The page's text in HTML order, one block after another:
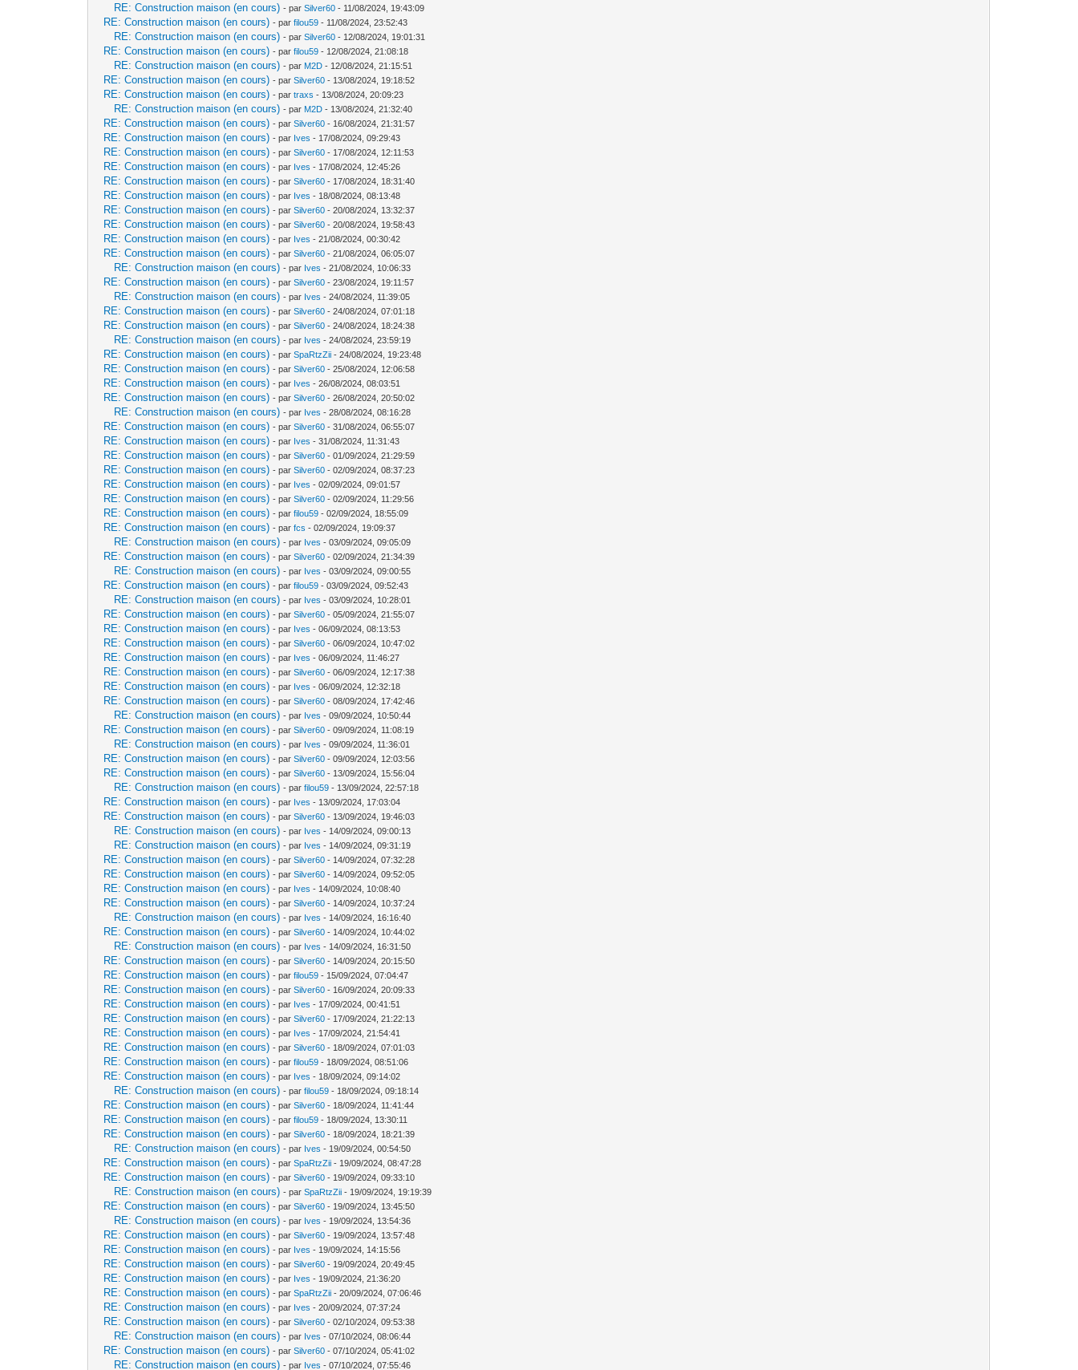
RE: Construction maison (en cours) - parSilver60 - 11/08/2024, 19:43:09
RE: Construction maison (en cours) - parfilou59 - 11/08/2024, 23:52:43
RE: Construction maison (en cours) - parSilver60 - 12/08/2024, 19:01:31
RE: Construction maison (en cours) - parfilou59 - 12/08/2024, 21:08:18
RE: Construction maison (en cours) - par M2D - 12/08/2024, 21:15:51
RE: Construction maison (en cours) - parSilver60 - 13/08/2024, 19:18:52
RE: Construction maison (en cours) - partraxs - 13/08/2024, 20:09:23
RE: Construction maison (en cours) - par M2D - 13/08/2024, 21:32:40
RE: Construction maison (en cours) - parSilver60 - 16/08/2024, 21:31:57
RE: Construction maison (en cours) - par Ives - 17/08/2024, 09:29:43
RE: Construction maison (en cours) - parSilver60 - 17/08/2024, 12:11:53
RE: Construction maison (en cours) - par Ives - 17/08/2024, 12:45:26
RE: Construction maison (en cours) - parSilver60 - 17/08/2024, 18:31:40
RE: Construction maison (en cours) - par Ives - 18/08/2024, 08:13:48
RE: Construction maison (en cours) - parSilver60 - 20/08/2024, 13:32:37
RE: Construction maison (en cours) - parSilver60 - 20/08/2024, 19:58:43
RE: Construction maison (en cours) - par Ives - 21/08/2024, 00:30:42
RE: Construction maison (en cours) - parSilver60 - 21/08/2024, 06:05:07
RE: Construction maison (en cours) - par Ives - 21/08/2024, 10:06:33
RE: Construction maison (en cours) - parSilver60 - 23/08/2024, 19:11:57
RE: Construction maison (en cours) - par Ives - 24/08/2024, 11:39:05
RE: Construction maison (en cours) - parSilver60 - 24/08/2024, 07:01:18
RE: Construction maison (en cours) - parSilver60 - 24/08/2024, 18:24:38
RE: Construction maison (en cours) - par Ives - 24/08/2024, 23:59:19
RE: Construction maison (en cours) - parSpaRtzZii - 24/08/2024, 19:23:48
RE: Construction maison (en cours) - parSilver60 - 25/08/2024, 12:06:58
RE: Construction maison (en cours) - par Ives - 26/08/2024, 08:03:51
RE: Construction maison (en cours) - parSilver60 - 26/08/2024, 20:50:02
RE: Construction maison (en cours) - par Ives - 28/08/2024, 08:16:28
RE: Construction maison (en cours) - parSilver60 - 31/08/2024, 06:55:07
RE: Construction maison (en cours) - par Ives - 31/08/2024, 11:31:43
RE: Construction maison (en cours) - parSilver60 - 01/09/2024, 21:29:59
RE: Construction maison (en cours) - parSilver60 - 02/09/2024, 08:37:23
RE: Construction maison (en cours) - par Ives - 02/09/2024, 09:01:57
RE: Construction maison (en cours) - parSilver60 - 02/09/2024, 11:29:56
RE: Construction maison (en cours) - parfilou59 - 02/09/2024, 18:55:09
RE: Construction maison (en cours) - parfcs - 02/09/2024, 19:09:37
RE: Construction maison (en cours) - par Ives - 03/09/2024, 09:05:09
RE: Construction maison (en cours) - parSilver60 - 02/09/2024, 21:34:39
RE: Construction maison (en cours) - par Ives - 03/09/2024, 09:00:55
RE: Construction maison (en cours) - parfilou59 - 03/09/2024, 09:52:43
RE: Construction maison (en cours) - par Ives - 03/09/2024, 10:28:01
RE: Construction maison (en cours) - parSilver60 - 05/09/2024, 21:55:07
RE: Construction maison (en cours) - par Ives - 06/09/2024, 08:13:53
RE: Construction maison (en cours) - parSilver60 - 06/09/2024, 10:47:02
RE: Construction maison (en cours) - par Ives - 06/09/2024, 11:46:27
RE: Construction maison (en cours) - parSilver60 - 06/09/2024, 12:17:38
RE: Construction maison (en cours) - par Ives - 06/09/2024, 12:32:18
RE: Construction maison (en cours) - parSilver60 - 08/09/2024, 17:42:46
RE: Construction maison (en cours) - par Ives - 09/09/2024, 10:50:44
RE: Construction maison (en cours) - parSilver60 - 09/09/2024, 11:08:19
RE: Construction maison (en cours) - par Ives - 09/09/2024, 11:36:01
RE: Construction maison (en cours) - parSilver60 - 09/09/2024, 12:03:56
RE: Construction maison (en cours) - parSilver60 - 13/09/2024, 15:56:04
RE: Construction maison (en cours) - parfilou59 - 13/09/2024, 22:57:18
RE: Construction maison (en cours) - par Ives - 13/09/2024, 17:03:04
RE: Construction maison (en cours) - parSilver60 - 13/09/2024, 19:46:03
RE: Construction maison (en cours) - par Ives - 14/09/2024, 09:00:13
RE: Construction maison (en cours) - par Ives - 14/09/2024, 09:31:19
RE: Construction maison (en cours) - parSilver60 - 14/09/2024, 07:32:28
RE: Construction maison (en cours) - parSilver60 - 14/09/2024, 09:52:05
RE: Construction maison (en cours) - par Ives - 14/09/2024, 10:08:40
RE: Construction maison (en cours) - parSilver60 - 14/09/2024, 10:37:24
RE: Construction maison (en cours) - par Ives - 14/09/2024, 16:16:40
RE: Construction maison (en cours) - parSilver60 - 14/09/2024, 10:44:02
RE: Construction maison (en cours) - par Ives - 14/09/2024, 16:31:50
RE: Construction maison (en cours) - parSilver60 - 14/09/2024, 20:15:50
RE: Construction maison (en cours) - parfilou59 - 15/09/2024, 07:04:47
RE: Construction maison (en cours) - parSilver60 - 16/09/2024, 20:09:33
RE: Construction maison (en cours) - par Ives - 17/09/2024, 00:41:51
RE: Construction maison (en cours) - parSilver60 - 17/09/2024, 21:22:13
RE: Construction maison (en cours) - par Ives - 17/09/2024, 21:54:41
RE: Construction maison (en cours) - parSilver60 - 18/09/2024, 07:01:03
RE: Construction maison (en cours) - parfilou59 - 18/09/2024, 08:51:06
RE: Construction maison (en cours) - par Ives - 18/09/2024, 09:14:02
RE: Construction maison (en cours) - parfilou59 - 18/09/2024, 09:18:14
RE: Construction maison (en cours) - parSilver60 - 18/09/2024, 11:41:44
RE: Construction maison (en cours) - parfilou59 - 18/09/2024, 13:30:11
RE: Construction maison (en cours) - parSilver60 - 18/09/2024, 18:21:39
RE: Construction maison (en cours) - par Ives - 19/09/2024, 00:54:50
RE: Construction maison (en cours) - parSpaRtzZii - 19/09/2024, 08:47:28
RE: Construction maison (en cours) - parSilver60 - 19/09/2024, 09:33:10
RE: Construction maison (en cours) - parSpaRtzZii - 19/09/2024, 19:19:39
RE: Construction maison (en cours) - parSilver60 - 19/09/2024, 13:45:50
RE: Construction maison (en cours) - par Ives - 19/09/2024, 13:54:36
RE: Construction maison (en cours) - parSilver60 - 19/09/2024, 13:57:48
RE: Construction maison (en cours) - par Ives - 19/09/2024, 14:15:56
RE: Construction maison (en cours) - parSilver60 - 19/09/2024, 20:49:45
RE: Construction maison (en cours) - par Ives - 19/09/2024, 21:36:20
RE: Construction maison (en cours) - parSpaRtzZii - 20/09/2024, 07:06:46
RE: Construction maison (en cours) - par Ives - 20/09/2024, 07:37:24
RE: Construction maison (en cours) - parSilver60 - 02/10/2024, 09:53:38
RE: Construction maison (en cours) - par Ives - 07/10/2024, 08:06:44
RE: Construction maison (en cours) - parSilver60 - 07/10/2024, 05:41:02
RE: Construction maison (en cours) - par Ives - 07/10/2024, 07:55:46